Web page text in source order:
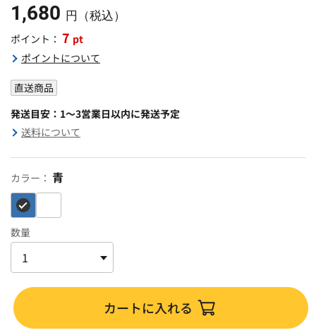
1,680 円（税込）
ポイント： 7 pt
ポイントについて
直送商品
発送目安：1～3営業日以内に発送予定
送料について
カラー： 青
数量
カートに入れる